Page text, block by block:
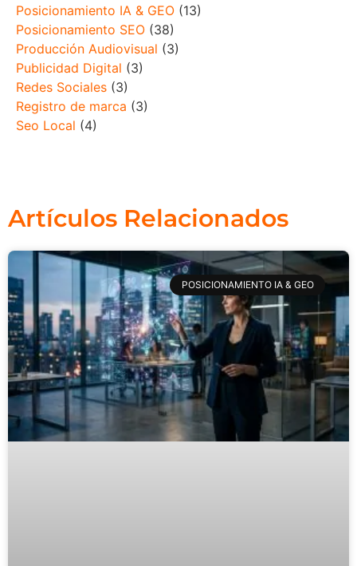
Posicionamiento IA & GEO (13)
Posicionamiento SEO (38)
Producción Audiovisual (3)
Publicidad Digital (3)
Redes Sociales (3)
Registro de marca (3)
Seo Local (4)
Artículos Relacionados
POSICIONAMIENTO IA & GEO